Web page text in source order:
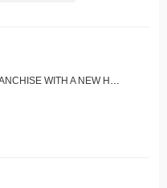
THAYERS EXPANDS VIRAL MILKY FRANCHISE WITH A NEW HYDRATING MILKY MIST